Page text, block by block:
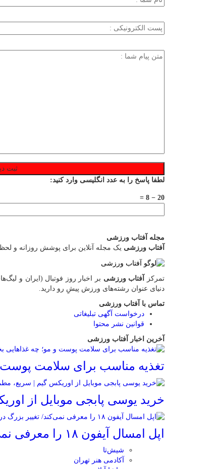
لطفا پاسخ را به عدد انگلیسی وارد کنید:
20 − 8 =
مجله آفتاب ورزشی
آفتاب ورزشی یک مجله آنلاین برای پوشش روزانه و
تمرکز آفتاب ورزشی بر اخبار روز فوتبال (ایران و
دنیای عنوان رشته‌های ورزش پیشِ رو دارید.
تماس با آفتاب ورزشی
درخواست آگهی تبلیغاتی
قوانین نشر محتوا
آخرین اخبار آفتاب ورزشی
تغذیه مناسب برای سلامت پوست
خرید یوسی پابجی موبایل از
اپل امسال آیفون ۱۸ را معرفی نمی‌کند/ تغییر بزرگ در برنامه عرضه آیفون‌ها
شیش‌تا
آکادمی هنر تهران